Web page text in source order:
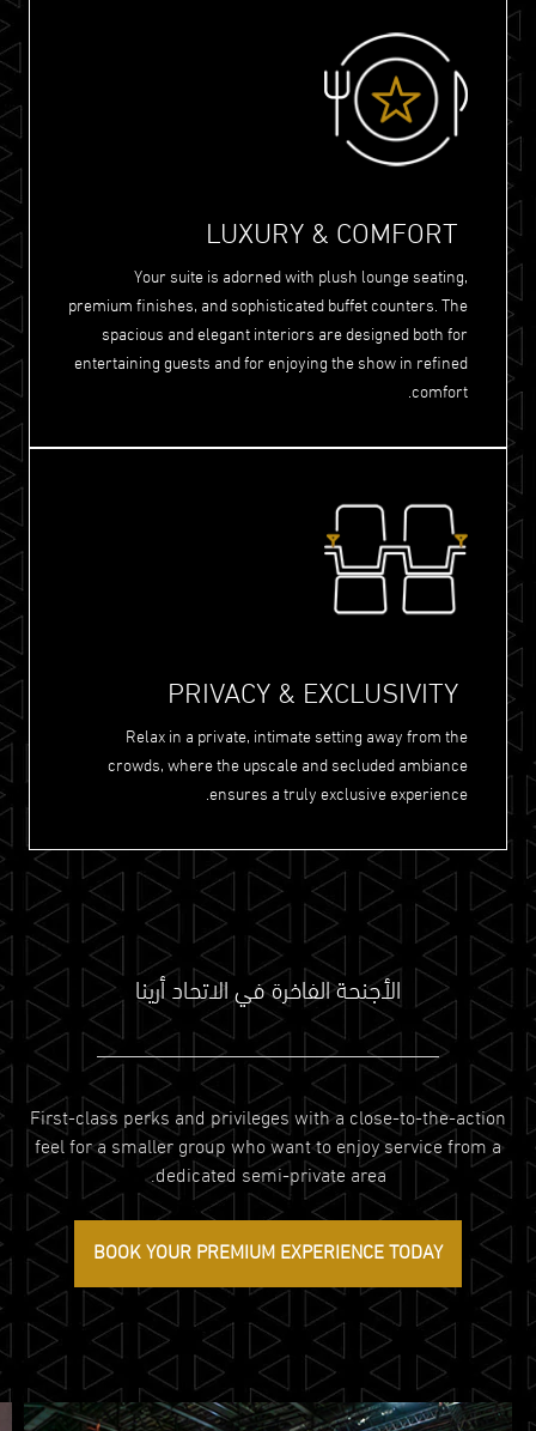
LUXURY & COMFORT
Your suite is adorned with plush lounge seating,
premium finishes, and sophisticated buffet counters. The
spacious and elegant interiors are designed both for
entertaining guests and for enjoying the show in refined
comfort.
PRIVACY & EXCLUSIVITY
Relax in a private, intimate setting away from the
crowds, where the upscale and secluded ambiance
ensures a truly exclusive experience.
الأجنحة الفاخرة في الاتحاد أرينا
First-class perks and privileges with a close-to-the-action
feel for a smaller group who want to enjoy service from a
dedicated semi-private area.
BOOK YOUR PREMIUM EXPERIENCE TODAY